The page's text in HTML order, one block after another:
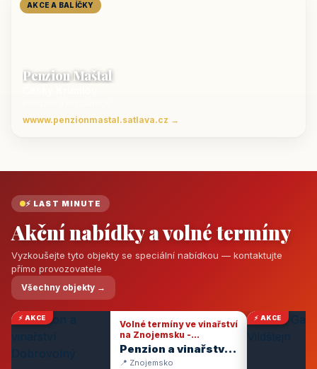
AKCE A BALÍČKY
Penzion Maštal
wwww.penzionmastal.satlava.cz →
⚡ LAST MINUTE
Akční nabídky a volné termíny
Vyzkoušejte tyto objekty se speciální nabídkou — kontaktujte
přímo provozovatele
Všechny objekty →
⚡ AKCE
Volné termíny ve vinařství
na Znojemsku -
degustace vín
Penzion a vinařství
Dobrovolný
📍 Znojemsko
⚡ AKCE